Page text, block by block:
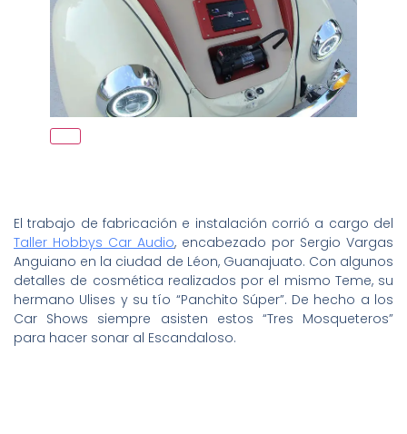
El trabajo de fabricación e instalación corrió a cargo del
Taller Hobbys Car Audio, encabezado por Sergio Vargas
Anguiano en la ciudad de Léon, Guanajuato. Con algunos
detalles de cosmética realizados por el mismo Teme, su
hermano Ulises y su tío “Panchito Súper”. De hecho a los
Car Shows siempre asisten estos “Tres Mosqueteros”
para hacer sonar al Escandaloso.